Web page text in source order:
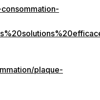
plaque-